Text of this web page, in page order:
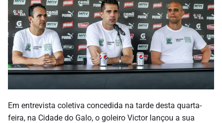
Em entrevista coletiva concedida na tarde desta quarta-
feira, na Cidade do Galo, o goleiro Victor lançou a sua